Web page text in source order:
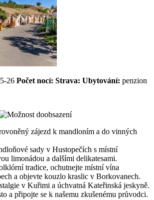
26 Počet nocí: Strava: Ubytování: penzion
zájezd k mandloním a do vinných
sady v Hustopečích s místní
limonádou a dalšími delikatesami.
tradice, ochutnejte místní vína
a objevte kouzlo kraslic v Borkovanech.
v Kuřimi a úchvatná Kateřinská jeskyně.
a připojte se k našemu zkušenému průvodci.